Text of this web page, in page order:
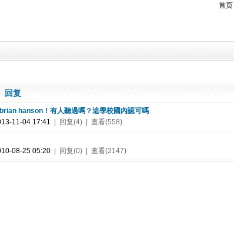
首页
回复
hanson！有人聽過嗎？這學校國內認可嗎
11-04 17:41 | 回复(4) | 查看(558)
08-25 05:20| 回复(0) | 查看(2147)